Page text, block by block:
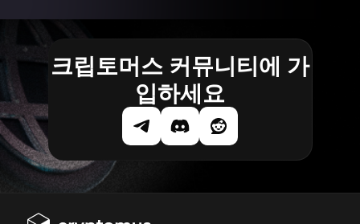
크립토머스 커뮤니티에 가
입하세요